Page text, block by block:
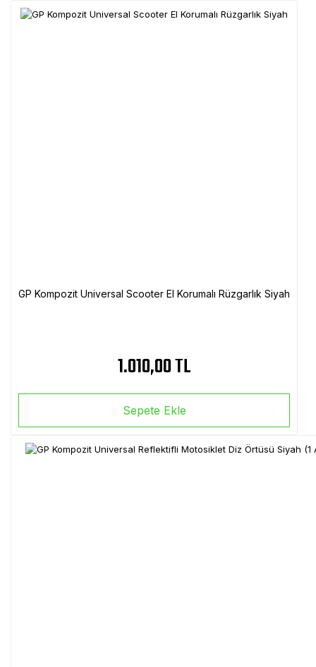
GP Kompozit Universal Scooter El Korumalı Rüzgarlık Siyah
1.010,00 TL
Sepete Ekle